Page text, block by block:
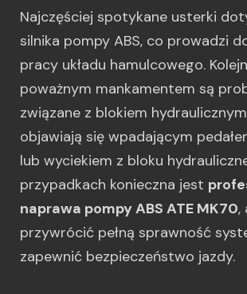
Najczęściej spotykane usterki
silnika pompy ABS, co prowadzi
pracy układu hamulcowego.
poważnym mankamentem są
związane z blokiem
objawiają się wpadającym
lub wyciekiem z bloku
przypadkach konieczna jest
naprawa pompy ABS ATE MK70,
przywrócić pełną sprawność
zapewnić bezpieczeństwo jazdy.